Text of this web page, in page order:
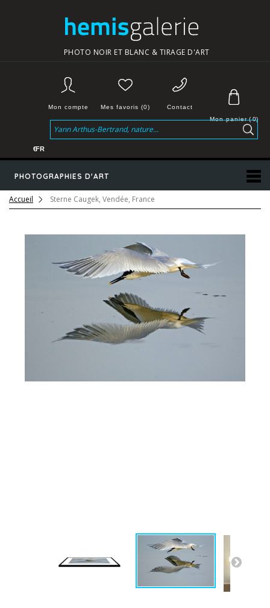
PHOTO NOIR ET BLANC & TIRAGE D'ART
Mon panier( 0)
Contact
Mes favoris (0)
Mon compte
PHOTOGRAPHIES D'ART
€FR
Accueil Sterne Caugek, Vendée, France